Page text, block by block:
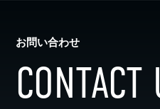
お問い合わせ
CONTACT